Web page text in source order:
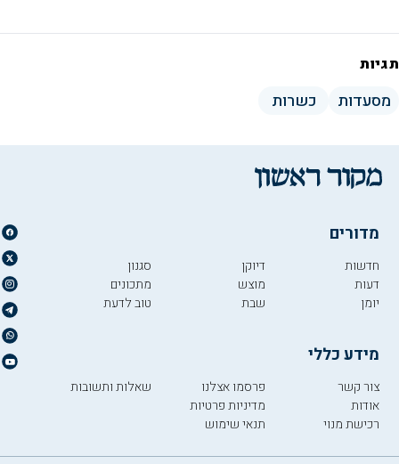
תגיות
מסעדות כשרות
מדורים
חדשות
דעות
יומן
דיוקן
מוצש
שבת
סגנון
מתכונים
טוב לדעת
מידע כללי
צור קשר
אודות
רכישת מנוי
פרסמו אצלנו
מדיניות פרטיות
תנאי שימוש
שאלות ותשובות